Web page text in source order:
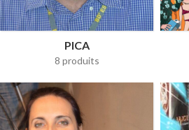
PICA
8 produits